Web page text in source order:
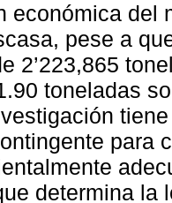
económica del
pese a
2’223,865
toneladas
para
determina la